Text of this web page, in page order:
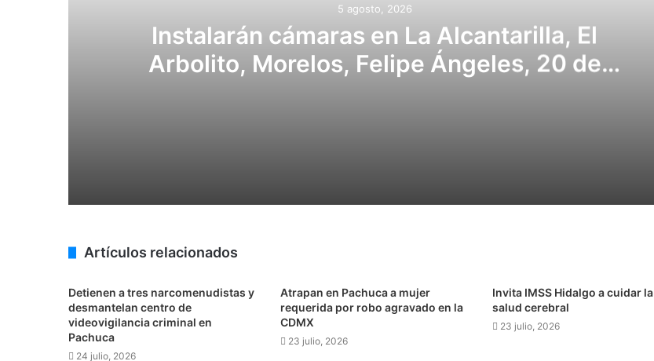
5 agosto, 2026
Instalarán cámaras en La Alcantarilla, El
Arbolito, Morelos, Felipe Ángeles, 20 de
La ciclosporiasis, una infección parasitaria que requiere atención y prevención
4 agosto, 2026
Artículos relacionados
Detienen a tres narcomenudistas y
desmantelan centro de
videovigilancia criminal en
Pachuca
24 julio, 2026
Atrapan en Pachuca a mujer
requerida por robo agravado en la
CDMX
23 julio, 2026
Invita IMSS Hidalgo a cuidar la
salud cerebral
23 julio, 2026